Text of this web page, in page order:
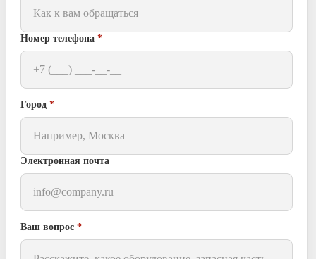
Номер телефона *
Город *
Электронная почта
Ваш вопрос *